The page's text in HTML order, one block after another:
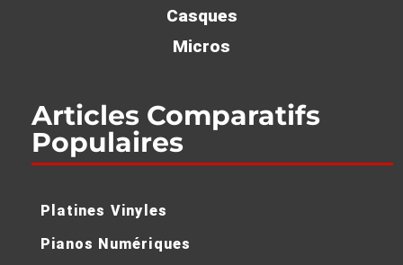
Casques
Micros
Articles Comparatifs
Populaires
Platines Vinyles
Pianos Numériques